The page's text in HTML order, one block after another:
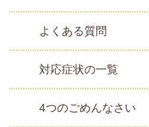
よくある質問
対応症状の一覧
4つのごめんなさい